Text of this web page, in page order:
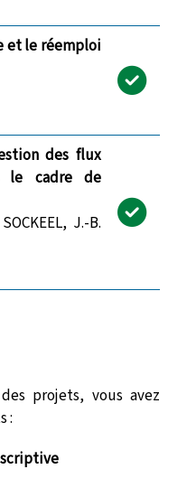
et le réemploi
des flux
le cadre de
J.-B.
projets, vous avez
: